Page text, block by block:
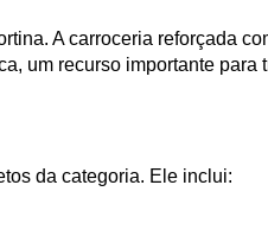
A carroceria reforçada
um recurso importante
da categoria. Ele inclui: